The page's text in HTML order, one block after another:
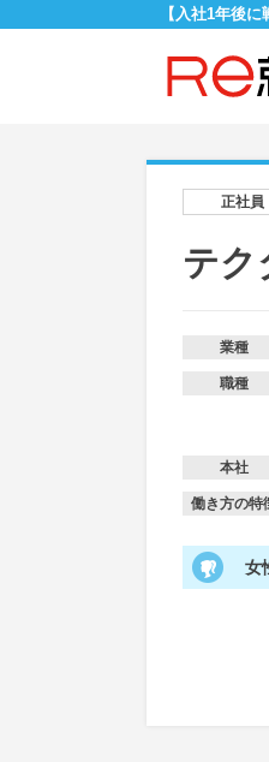
【入社1年後
正社員
テク
業種
職種
本社
働き方の特
女